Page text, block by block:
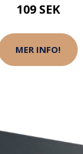
109 SEK
MER INFO!